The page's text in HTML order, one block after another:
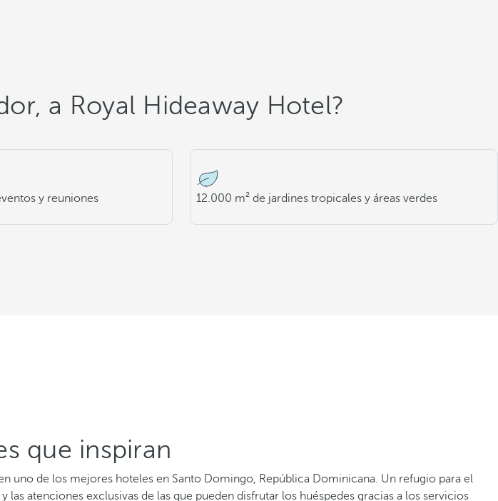
a Royal Hideaway Hotel?
y reuniones 12.000 m² de jardines tropicales y áreas verdes
que inspiran
uno de los mejores hoteles en Santo Domingo, República Dominicana. Un refugio para el
atenciones exclusivas de las que pueden disfrutar los huéspedes gracias a los servicios